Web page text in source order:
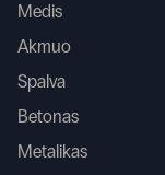
Medis
Akmuo
Spalva
Betonas
Metalikas